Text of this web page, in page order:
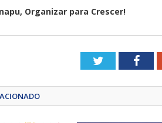
Organizar para Crescer!
Twitter